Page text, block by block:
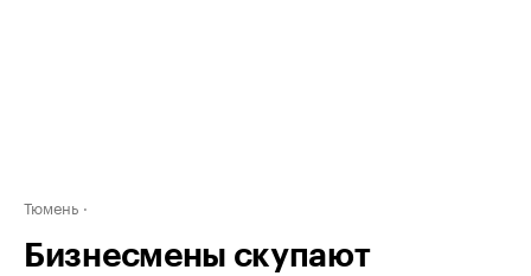
Тюмень
Бизнесмены скупают